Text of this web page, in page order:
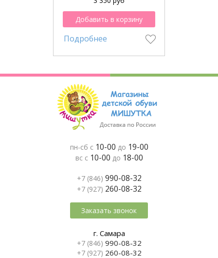
Добавить в корзину
Подробнее
пн-сб с 10-00 до 19-00
вс с 10-00 до 18-00
+7 (846) 990-08-32
+7 (927) 260-08-32
Заказать звонок
г. Самара
+7 (846) 990-08-32
+7 (927) 260-08-32